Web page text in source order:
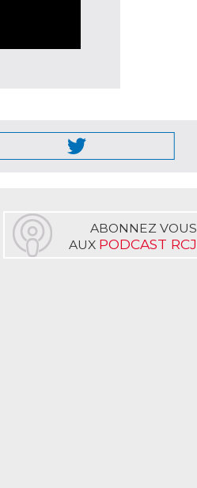
ABONNEZ VOUS
AUX PODCAST RCJ